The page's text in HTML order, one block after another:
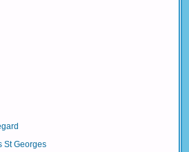
St Georges